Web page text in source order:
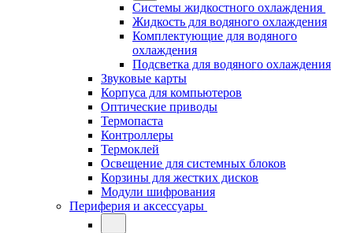
Системы жидкостного охлаждения
Жидкость для водяного охлаждения
Комплектующие для водяного
охлаждения
Подсветка для водяного охлаждения
Звуковые карты
Корпуса для компьютеров
Оптические приводы
Термопаста
Контроллеры
Термоклей
Освещение для системных блоков
Корзины для жестких дисков
Модули шифрования
Периферия и аксессуары